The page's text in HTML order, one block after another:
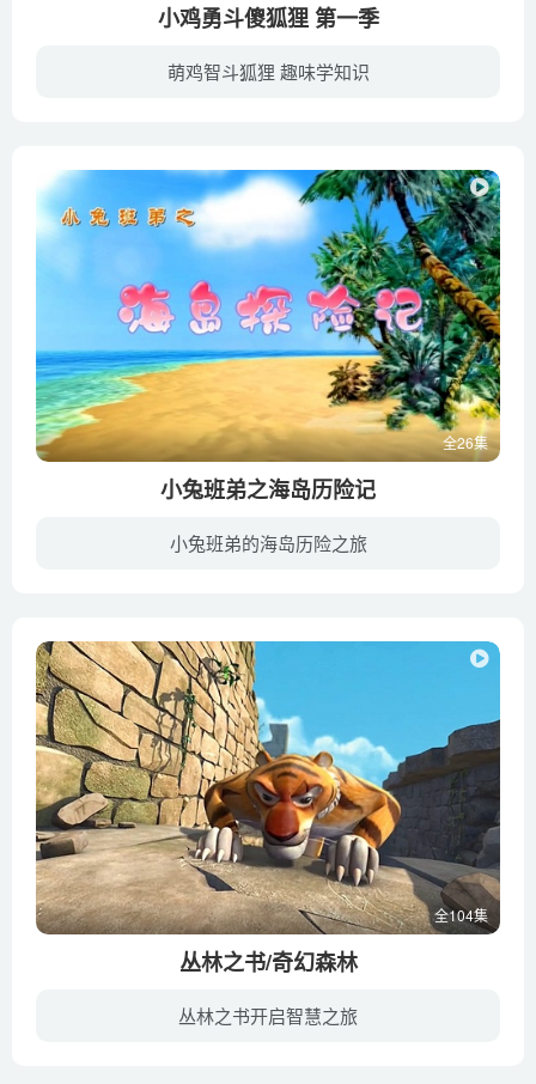
小鸡勇斗傻狐狸 第一季
萌鸡智斗狐狸 趣味学知识
全26集
小兔班弟之海岛历险记
小兔班弟的海岛历险之旅
全104集
丛林之书/奇幻森林
丛林之书开启智慧之旅